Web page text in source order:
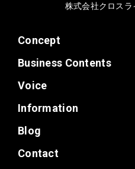
株式会社クロス
Concept
Business Contents
Voice
Information
Blog
Contact